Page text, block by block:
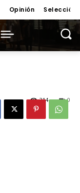
Opinión Selección
0
214